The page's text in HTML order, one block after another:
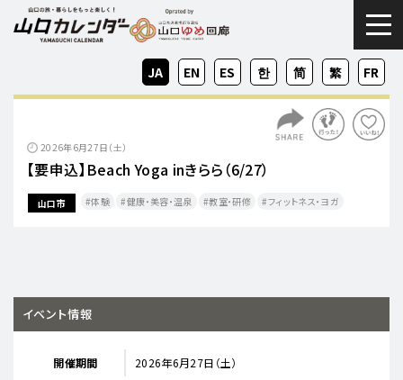
ZH-
CN
ZH-
TW
EN FR
JA KO
ES
2026年6月27日（土）
【要申込】Beach Yoga inきらら（6/27）
山口市 体験 健康・美容・温泉 教室・研修 フィットネス・ヨガ
イベント情報
開催期間 2026年6月27日（土）